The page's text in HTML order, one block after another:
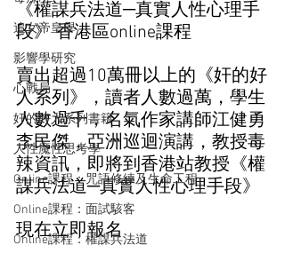
追女帝皇學
影響學研究
心戰局
奸的好人系列書籍
人性魔性思考學
Online課程：咒語修練及生命工程
Online課程：面試駭客
Online課程：權謀兵法道
《權謀兵法道─真實人性心理手
段》 香港區online課程
賣出超過10萬冊以上的《奸的好
人系列》，讀者人數過萬，學生
人數過千，名氣作家講師江健勇
李民傑，亞洲巡迴演講，教授毒
辣資訊，即將到香港站教授《權
謀兵法道─真實人性心理手段》
現在立即報名